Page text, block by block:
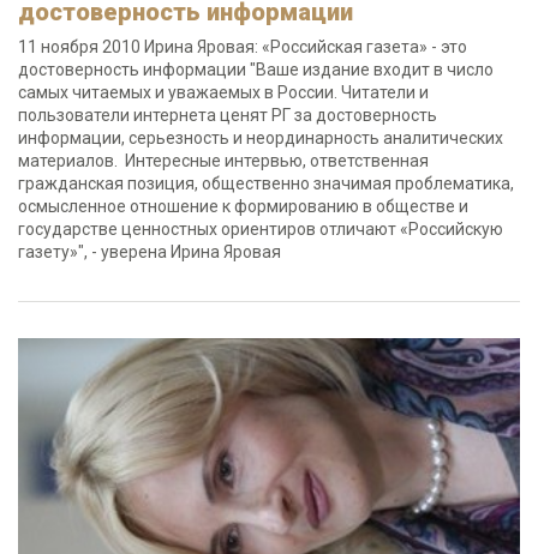
достоверность информации
11 ноября 2010 Ирина Яровая: «Российская газета» - это
достоверность информации "Ваше издание входит в число
самых читаемых и уважаемых в России. Читатели и
пользователи интернета ценят РГ за достоверность
информации, серьезность и неординарность аналитических
материалов. Интересные интервью, ответственная
гражданская позиция, общественно значимая проблематика,
осмысленное отношение к формированию в обществе и
государстве ценностных ориентиров отличают «Российскую
газету»", - уверена Ирина Яровая